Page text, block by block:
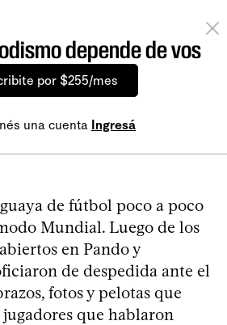
depende de vos
por $255/mes
una cuenta Ingresá
de fútbol poco a poco
Mundial. Luego de los
en Pando y
de despedida ante el
fotos y pelotas que
que hablaron